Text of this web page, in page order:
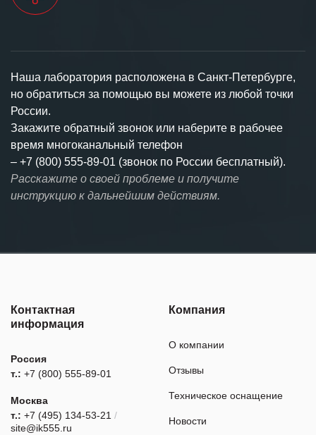
Наша лаборатория расположена в Санкт-Петербурге,
но обратиться за помощью вы можете из любой точки
России.
Закажите обратный звонок или наберите в рабочее
время многоканальный телефон
– +7 (800) 555-89-01 (звонок по России бесплатный).
Расскажите о своей проблеме и получите
инструкцию к дальнейшим действиям.
Контактная
информация
Россия
т.: +7 (800) 555-89-01
Москва
т.: +7 (495) 134-53-21 /
site@ik555.ru
Компания
О компании
Отзывы
Техническое оснащение
Новости